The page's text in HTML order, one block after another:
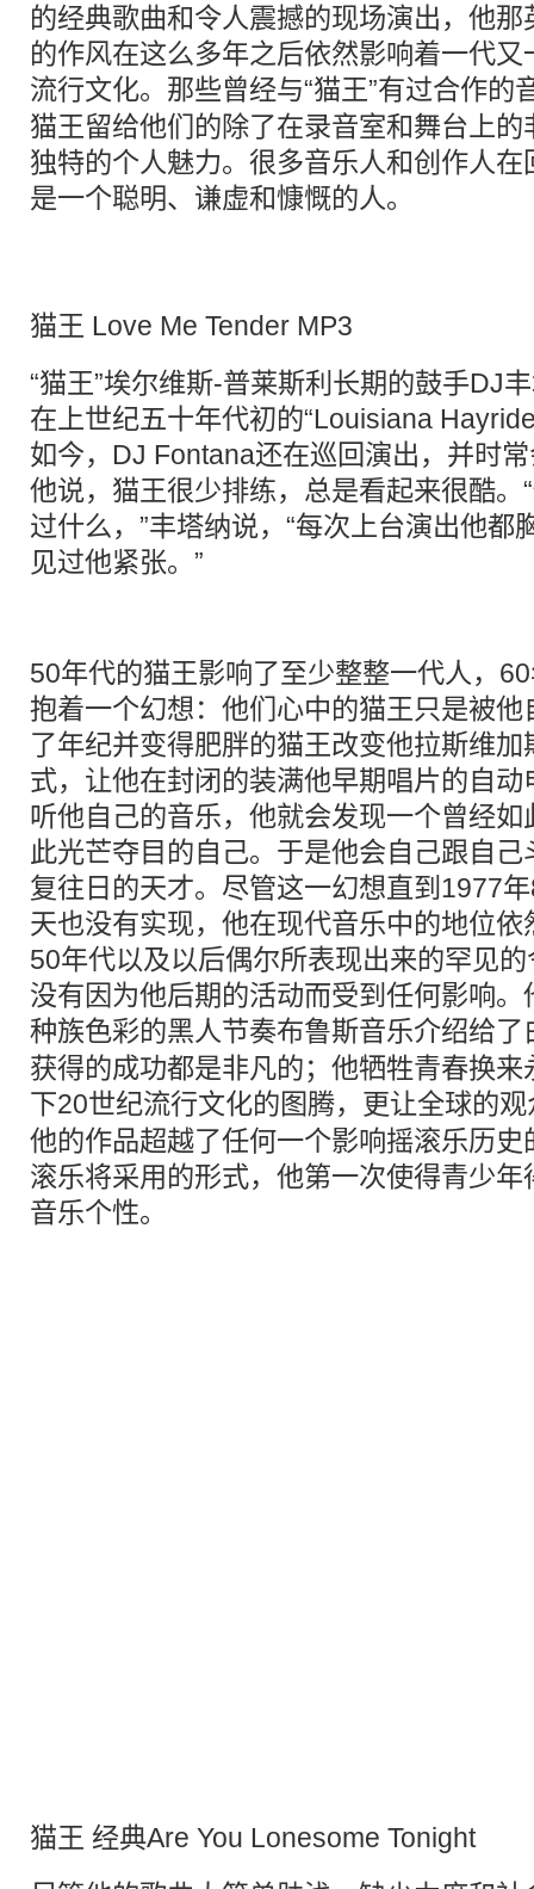
的经典歌曲和令人震撼的现场演出，他
的作风在这么多年之后依然影响着一代
流行文化。那些曾经与“猫王”有过合作的
猫王留给他们的除了在录音室和舞台上
独特的个人魅力。很多音乐人和创作人
是一个聪明、谦虚和慷慨的人。
猫王 Love Me Tender MP3
“猫王”埃尔维斯-普莱斯利长期的鼓手DJ
在上世纪五十年代初的“Louisiana
如今，DJ Fontana还在巡回演出，并时
他说，猫王很少排练，总是看起来很酷。
过什么，”丰塔纳说，“每次上台演出他都
见过他紧张。”
50年代的猫王影响了至少整整一代人，
抱着一个幻想：他们心中的猫王只是被
了年纪并变得肥胖的猫王改变他拉斯维
式，让他在封闭的装满他早期唱片的自
听他自己的音乐，他就会发现一个曾经
此光芒夺目的自己。于是他会自己跟自
复往日的天才。尽管这一幻想直到1977
天也没有实现，他在现代音乐中的地位
50年代以及以后偶尔所表现出来的罕见
没有因为他后期的活动而受到任何影响
种族色彩的黑人节奏布鲁斯音乐介绍给了
获得的成功都是非凡的；他牺牲青春换
下20世纪流行文化的图腾，更让全球的
他的作品超越了任何一个影响摇滚乐历
滚乐将采用的形式，他第一次使得青少
音乐个性。
猫王 经典Are You Lonesome Tonight